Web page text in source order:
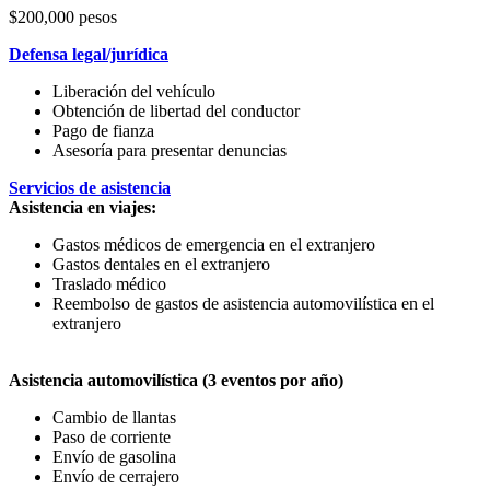
$200,000 pesos
Defensa legal/jurídica
Liberación del vehículo
Obtención de libertad del conductor
Pago de fianza
Asesoría para presentar denuncias
Servicios de asistencia
Asistencia en viajes:
Gastos médicos de emergencia en el extranjero
Gastos dentales en el extranjero
Traslado médico
Reembolso de gastos de asistencia automovilística en el
extranjero
Asistencia automovilística (3 eventos por año)
Cambio de llantas
Paso de corriente
Envío de gasolina
Envío de cerrajero